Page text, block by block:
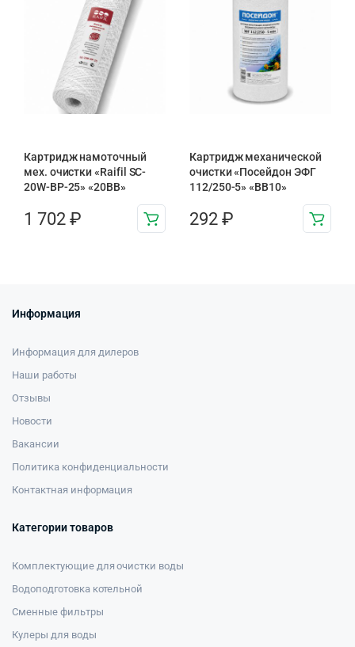
Картридж намоточный
мех. очистки «Raifil SC-
20W-BP-25» «20BB»
1 702 ₽
Картридж механической
очистки «Посейдон ЭФГ
112/250-5» «ВВ10»
292 ₽
Информация
Информация для дилеров
Наши работы
Отзывы
Новости
Вакансии
Политика конфиденциальности
Контактная информация
Категории товаров
Комплектующие для очистки воды
Водоподготовка котельной
Сменные фильтры
Кулеры для воды